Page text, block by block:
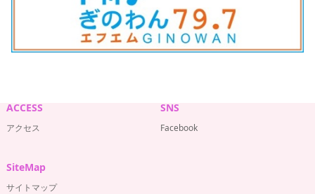
ACCESS
アクセス
SNS
Facebook
SiteMap
サイトマップ